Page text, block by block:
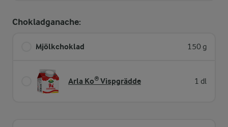
Chokladganache:
Mjölkchoklad 150 g
Arla Ko® Vispgrädde 1 dl